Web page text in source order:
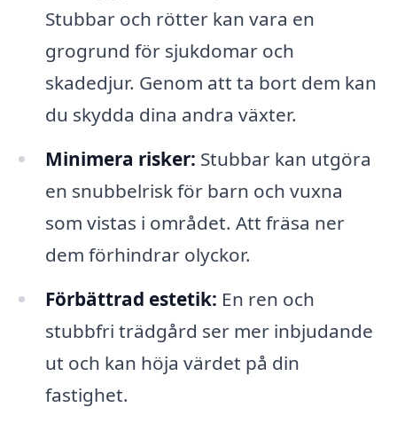
Stubbar och rötter kan vara en
grogrund för sjukdomar och
skadedjur. Genom att ta bort dem kan
du skydda dina andra växter.
Minimera risker: Stubbar kan utgöra
en snubbelrisk för barn och vuxna
som vistas i området. Att fräsa ner
dem förhindrar olyckor.
Förbättrad estetik: En ren och
stubbfri trädgård ser mer inbjudande
ut och kan höja värdet på din
fastighet.